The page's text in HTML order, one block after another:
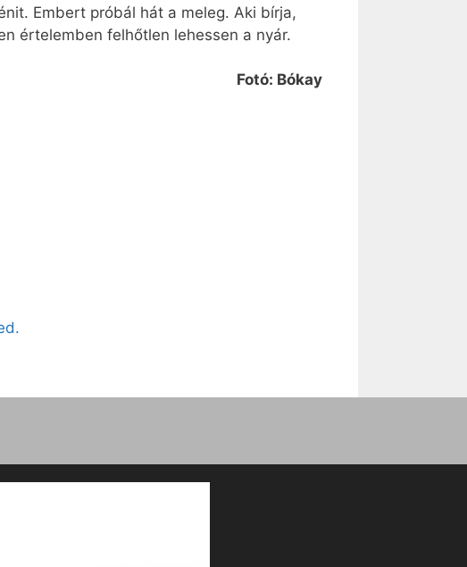
Embert próbál hát a meleg. Aki bírja,
értelemben felhőtlen lehessen a nyár.
Fotó: Bókay